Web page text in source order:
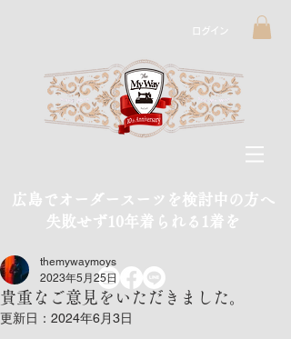
ログイン
広島でオーダースーツを検討中の方へ
​失敗せず10年着られる1着を
貴重なご意見をいただきました。
themywaymoys
2023年5月25日
更新日： 2024年6月3日